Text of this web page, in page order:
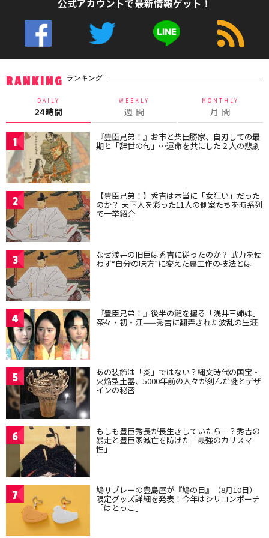
公式アカウントで最新情報ゲット！
RANKING ランキング
DAILY
24時間
WEEKLY
週 間
MONTHLY
月 間
1 『豊臣兄弟！』お市と柴田勝家、自刃しての最
期と「辞世の句」…運命を共にした２人の悲劇
2 【豊臣兄弟！】秀吉は本当に「女狂い」だった
のか？ 天下人を彩った11人の側室たちを時系列
で一挙紹介
3 なぜ浅井の旧臣は秀吉に従ったのか？ 武力を使
わず“自分の味方”に変えた裏工作の技法とは
4 『豊臣兄弟！』後半の鍵を握る「浅井三姉妹」
茶々・初・江——秀吉に翻弄された波乱の生涯
5 あの装飾は「炎」ではない？縄文時代の国宝・
火焔型土器、5000年前の人々が刻んだ謎とデザ
インの秘密
6 もしも豊臣秀長が長生きしていたら…？秀吉の
暴走と豊臣家滅亡を防げた「最強のカリスマ
性」
7 鳩サブレーの豊島屋が『鳩の日』（8月10日）
限定グッズ詳細を発表！今年はシリコンポーチ
「はとっこ」